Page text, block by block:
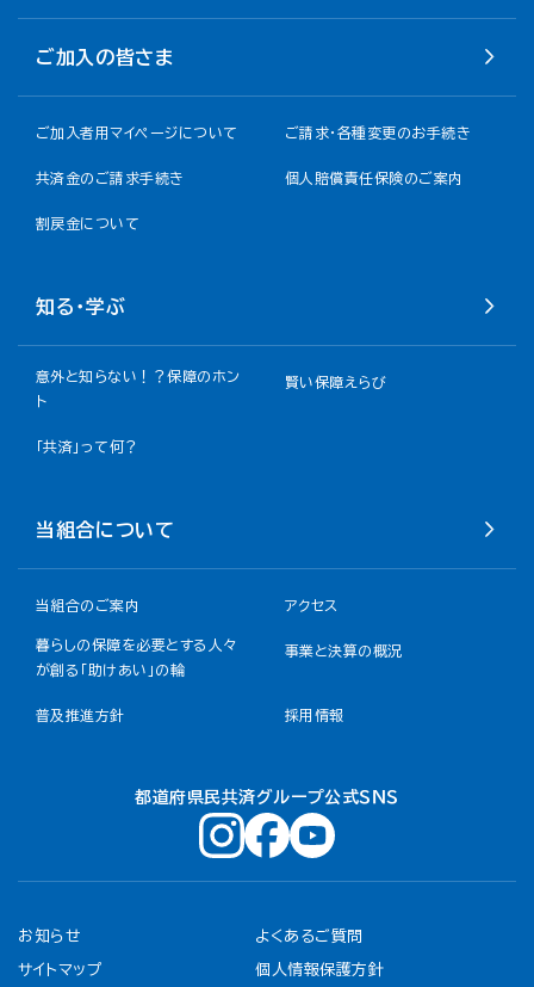
ご加入の皆さま
ご加入者用マイページについて ご請求・各種変更のお手続き
共済金のご請求手続き 個人賠償責任保険のご案内
割戻金について​
知る・学ぶ
意外と知らない！？保障のホン
ト
賢い保障えらび
「共済」って何？
当組合について
当組合のご案内 アクセス
暮らしの保障を必要とする人々
が創る「助けあい」の輪
事業と決算の概況
普及推進方針 採用情報
都道府県民共済グループ公式ＳＮＳ
お知らせ よくあるご質問
サイトマップ 個人情報保護方針